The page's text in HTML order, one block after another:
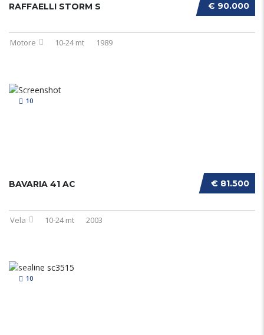
€ 90.000
RAFFAELLI STORM S
Motore 10-24 mt 1989
10
€ 81.500
BAVARIA 41 AC
Vela 10-24 mt 2003
10